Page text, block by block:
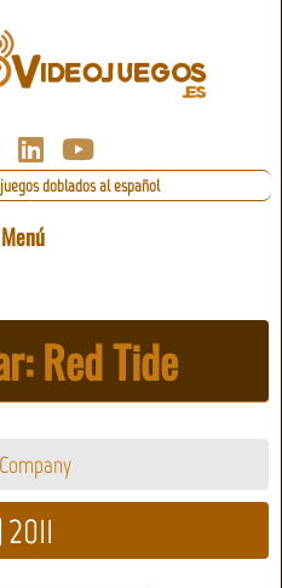
doblados al español
Menú
Red Tide
2011